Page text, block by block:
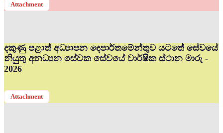
Attachment
දකුණු පළාත් අධ්‍යාපන දෙපාර්තමේන්තුව යටතේ සේවයේ
නියුතු අනධ්‍යන සේවක සේවයේ වාර්ෂික ස්ථාන මාරු -
2026
Attachment